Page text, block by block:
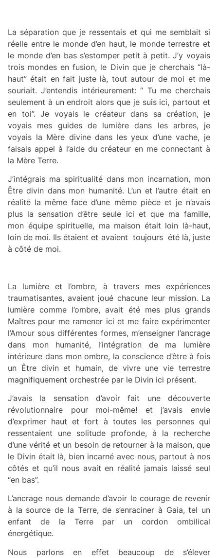
La séparation que je ressentais et qui me semblait si
réelle entre le monde d’en haut, le monde terrestre et
le monde d’en bas s’estomper petit à petit. J’y voyais
trois mondes en fusion, le Divin que je cherchais “là-
haut” était en fait juste là, tout autour de moi et me
souriait. J’entendis intérieurement: “ Tu me cherchais
seulement à un endroit alors que je suis ici, partout et
en toi”. Je voyais le créateur dans sa création, je
voyais mes guides de lumière dans les arbres, je
voyais la Mère divine dans les yeux d’une vache, je
faisais appel à l’aide du créateur en me connectant à
la Mère Terre.
J’intégrais ma spiritualité dans mon incarnation, mon
Être divin dans mon humanité. L’un et l’autre était en
réalité la même face d’une même pièce et je n’avais
plus la sensation d’être seule ici et que ma famille,
mon équipe spirituelle, ma maison était loin là-haut,
loin de moi. Ils étaient et avaient toujours été là, juste
à côté de moi.
La lumière et l’ombre, à travers mes expériences
traumatisantes, avaient joué chacune leur mission. La
lumière comme l’ombre, avait été mes plus grands
Maîtres pour me ramener ici et me faire expérimenter
l’Amour sous différentes formes, m’enseigner l’ancrage
dans mon humanité, l’intégration de ma lumière
intérieure dans mon ombre, la conscience d’être à fois
un Être divin et humain, de vivre une vie terrestre
magnifiquement orchestrée par le Divin ici présent.
J’avais la sensation d’avoir fait une découverte
révolutionnaire pour moi-même! et j’avais envie
d’exprimer haut et fort à toutes les personnes qui
ressentaient une solitude profonde, à la recherche
d’une vérité et un besoin de retourner à la maison, que
le Divin était là, bien incarné avec nous, partout à nos
côtés et qu’il nous avait en réalité jamais laissé seul
“en bas”.
L’ancrage nous demande d’avoir le courage de revenir
à la source de la Terre, de s’enraciner à Gaia, tel un
enfant de la Terre par un cordon ombilical
énergétique.
Nous parlons en effet beaucoup de s’élever